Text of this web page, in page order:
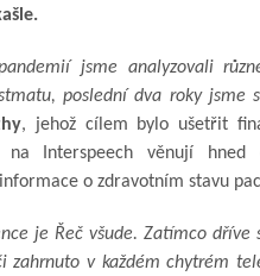
jsme analyzovali
poslední dva roky jsme
, jehož cílem bylo ušetřit
Interspeech věnují hned
o zdravotním stavu
je Řeč všude. Zatímco
zahrnuto v každém chytrém